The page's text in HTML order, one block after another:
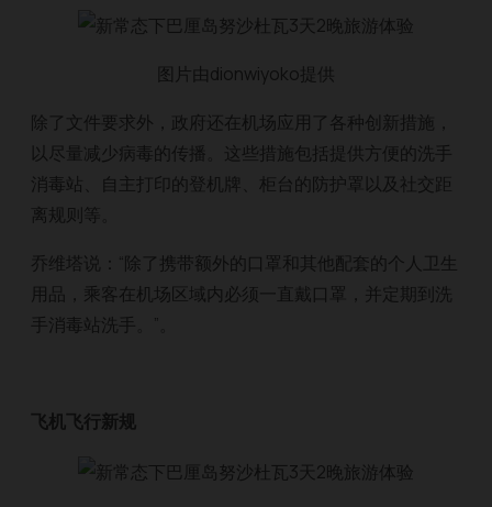
图片由dionwiyoko提供
除了文件要求外，政府还在机场应用了各种创新措施，
以尽量减少病毒的传播。这些措施包括提供方便的洗手
消毒站、自主打印的登机牌、柜台的防护罩以及社交距
离规则等。
乔维塔说：“除了携带额外的口罩和其他配套的个人卫生
用品，乘客在机场区域内必须一直戴口罩，并定期到洗
手消毒站洗手。”。
飞机飞行新规